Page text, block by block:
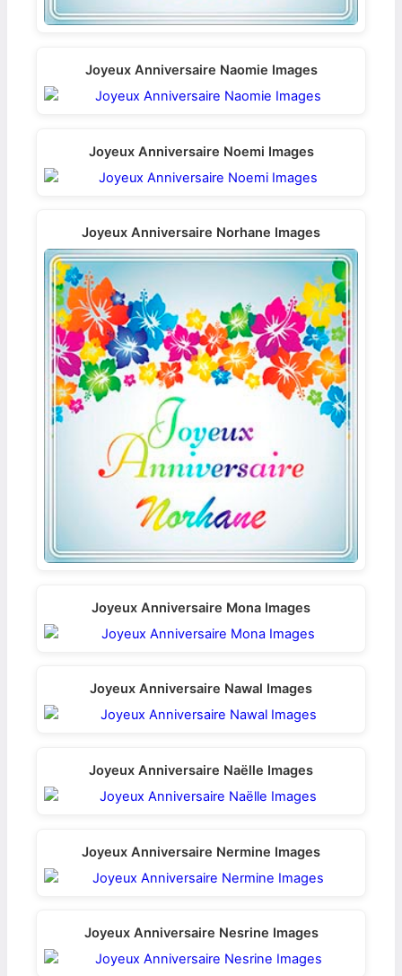
Joyeux Anniversaire Naomie Images
Joyeux Anniversaire Noemi Images
Joyeux Anniversaire Norhane Images
Joyeux Anniversaire Mona Images
Joyeux Anniversaire Nawal Images
Joyeux Anniversaire Naëlle Images
Joyeux Anniversaire Nermine Images
Joyeux Anniversaire Nesrine Images